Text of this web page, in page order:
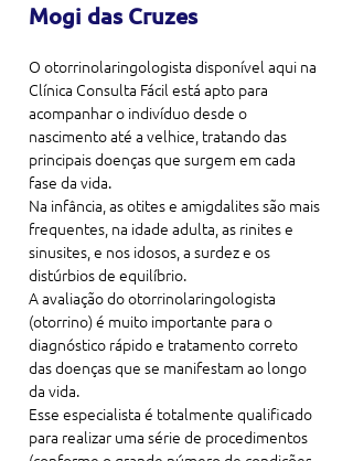
Mogi das Cruzes
O otorrinolaringologista disponível aqui na
Clínica Consulta Fácil está apto para
acompanhar o indivíduo desde o
nascimento até a velhice, tratando das
principais doenças que surgem em cada
fase da vida.
Na infância, as otites e amigdalites são mais
frequentes, na idade adulta, as rinites e
sinusites, e nos idosos, a surdez e os
distúrbios de equilíbrio.
A avaliação do otorrinolaringologista
(otorrino) é muito importante para o
diagnóstico rápido e tratamento correto
das doenças que se manifestam ao longo
da vida.
Esse especialista é totalmente qualificado
para realizar uma série de procedimentos